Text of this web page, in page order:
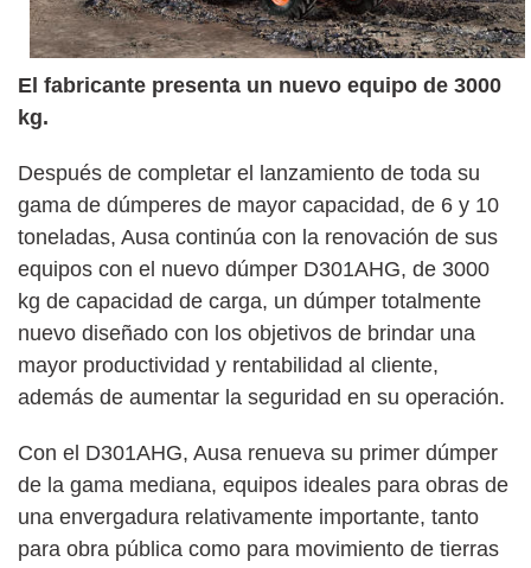
El fabricante presenta un nuevo equipo de 3000
kg.
Después de completar el lanzamiento de toda su
gama de dúmperes de mayor capacidad, de 6 y 10
toneladas, Ausa continúa con la renovación de sus
equipos con el nuevo dúmper D301AHG, de 3000
kg de capacidad de carga, un dúmper totalmente
nuevo diseñado con los objetivos de brindar una
mayor productividad y rentabilidad al cliente,
además de aumentar la seguridad en su operación.
Con el D301AHG, Ausa renueva su primer dúmper
de la gama mediana, equipos ideales para obras de
una envergadura relativamente importante, tanto
para obra pública como para movimiento de tierras